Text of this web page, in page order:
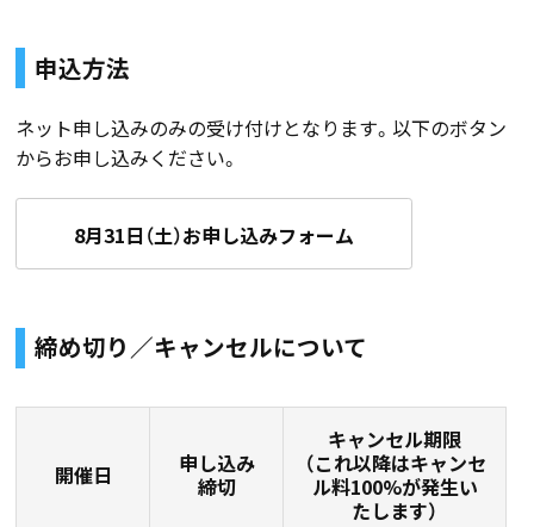
申込方法
ネット申し込みのみの受け付けとなります。以下のボタン
からお申し込みください。
8月31日（土）お申し込みフォーム
締め切り／キャンセルについて
開催日
申し込み
締切
キャンセル期限
（これ以降はキャンセ
ル料100%が発生い
たします）